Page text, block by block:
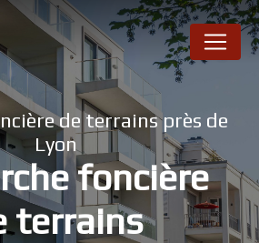
de terrains près de
Lyon
foncière
terrains
cookies